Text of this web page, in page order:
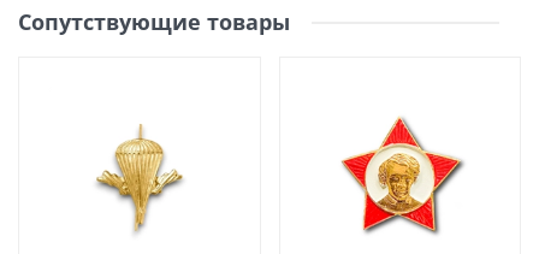
Сопутствующие товары